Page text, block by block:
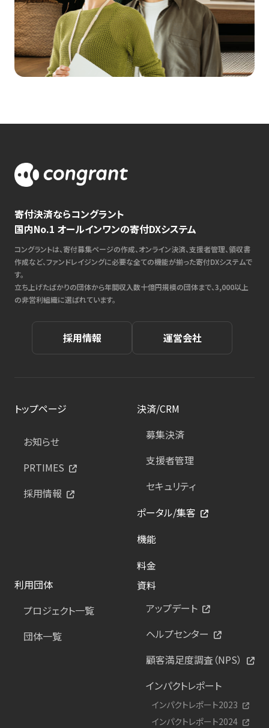
寄付決済ならコングラント
国内No.1 オールインワンの寄付DXシステム
コングラントは、寄付募集ページの作成、オンライン決済、支援者管理、領収書
作成など、ファンドレイジングに必要な全ての機能が揃った寄付DXシステムで
す。
立ち上げたばかりの団体から年間収入数十億円規模の団体まで、3,000以上
の非営利組織に選ばれています。
採用情報 運営会社
トップページ
お知らせ
PRTIMES
採用情報
決済/CRM
募集決済
支援者管理
セキュリティ
ポータル/集客
機能
料金
利用団体
プロジェクト一覧
団体一覧
資料
アップデート
ヘルプセンター
顧客満足度調査（NPS）
インパクトレポート
インパクトレポート2023
インパクトレポート2024